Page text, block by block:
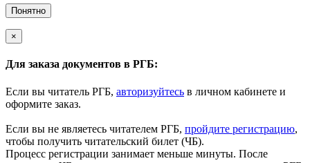
Понятно
×
Для заказа документов в РГБ:
Если вы читатель РГБ, авторизуйтесь в личном кабинете и
оформите заказ.
Если вы не являетесь читателем РГБ, пройдите регистрацию,
чтобы получить читательский билет (ЧБ).
Процесс регистрации занимает меньше минуты. После